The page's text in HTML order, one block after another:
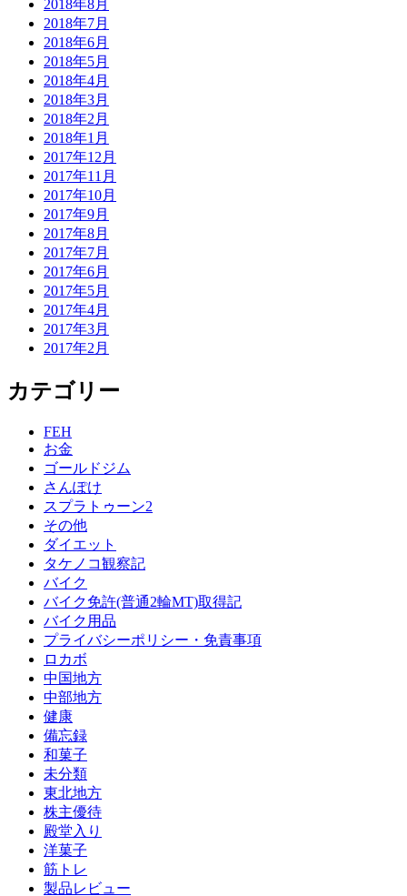
2018年8月
2018年7月
2018年6月
2018年5月
2018年4月
2018年3月
2018年2月
2018年1月
2017年12月
2017年11月
2017年10月
2017年9月
2017年8月
2017年7月
2017年6月
2017年5月
2017年4月
2017年3月
2017年2月
カテゴリー
FEH
お金
ゴールドジム
さんぽけ
スプラトゥーン2
その他
ダイエット
タケノコ観察記
バイク
バイク免許(普通2輪MT)取得記
バイク用品
プライバシーポリシー・免責事項
ロカボ
中国地方
中部地方
健康
備忘録
和菓子
未分類
東北地方
株主優待
殿堂入り
洋菓子
筋トレ
製品レビュー